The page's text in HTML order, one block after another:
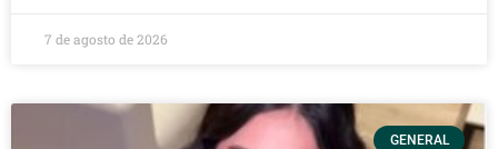
7 de agosto de 2026
GENERAL